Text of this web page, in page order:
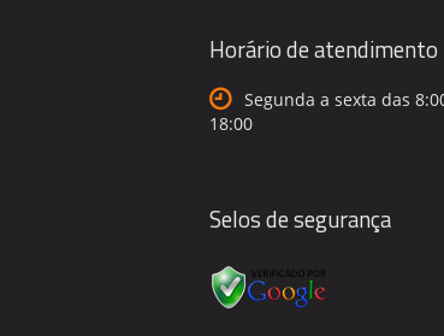
Horário de atendimento
Segunda a sexta das
18:00
Selos de segurança